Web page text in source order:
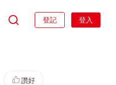
登記 登入
讚好